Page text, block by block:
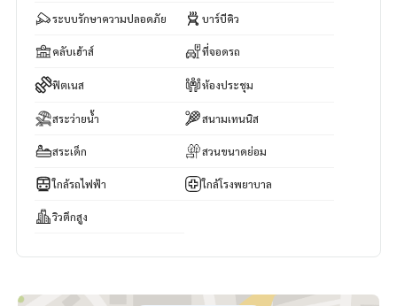
ระบบรักษาความปลอดภัย 24 ชั่วโมง, CCTV, กุญแจคีย์การ์ดเข้า–อ
อก
เล้านจ์และคลับเฮาส์สำหรับพักผ่อน
เหมาะสำหรับผู้ซื้อที่ต้องการคุณภาพชีวิตระดับสูง หรือการลงทุนร
ระบบรักษาความปลอดภัย บาร์บีคิว
คลับเฮ้าส์ ที่จอดรถ
ฟิตเนส ห้องประชุม
สระว่ายน้ำ สนามเทนนิส
สระเด็ก สวนขนาดย่อม
ใกล้รถไฟฟ้า ใกล้โรงพยาบาล
วิวตึกสูง